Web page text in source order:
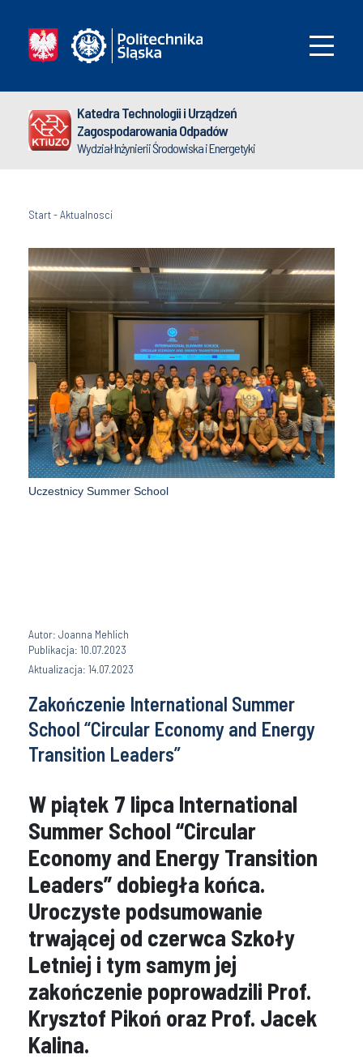
Katedra Technologii i Urządzeń
Zagospodarowania Odpadów
Wydział Inżynierii Środowiska i Energetyki
Start-Aktualnosci
Uczestnicy Summer School
Autor: Joanna Mehlich
Publikacja: 10.07.2023
Aktualizacja: 14.07.2023
Zakończenie International Summer
School “Circular Economy and Energy
Transition Leaders”
W piątek 7 lipca International
Summer School “Circular
Economy and Energy Transition
Leaders” dobiegła końca.
Uroczyste podsumowanie
trwającej od czerwca Szkoły
Letniej i tym samym jej
zakończenie poprowadzili Prof.
Krysztof Pikoń oraz Prof. Jacek
Kalina.